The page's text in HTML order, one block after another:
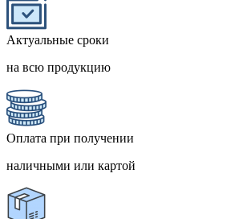
Актуальные сроки
на всю продукцию
Оплата при получении
наличными или картой